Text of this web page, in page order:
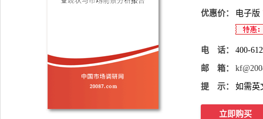
优惠价： 电子版
电 话： 400-
邮 箱：
提 示： 如需英
立即购买